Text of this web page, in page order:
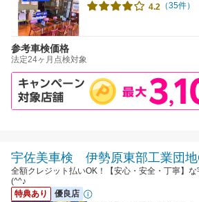
4.2 （35件）
参考車検価格
法定24ヶ月点検対象
宇佐美車検 伊勢原東部工業団
全額クレジット払いOK！【安心・安全・丁寧】
(^^♪
特典あり
優良店